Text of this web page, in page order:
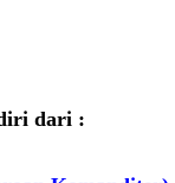
dari :